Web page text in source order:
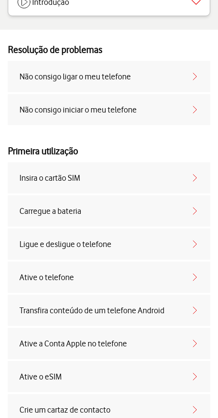
Introdução
Resolução de problemas
Não consigo ligar o meu telefone
Não consigo iniciar o meu telefone
Primeira utilização
Insira o cartão SIM
Carregue a bateria
Ligue e desligue o telefone
Ative o telefone
Transfira conteúdo de um telefone Android
Ative a Conta Apple no telefone
Ative o eSIM
Crie um cartaz de contacto